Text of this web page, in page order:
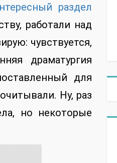
раздел
работали над
чувствуется,
драматургия
для
Ну, раз
но некоторые